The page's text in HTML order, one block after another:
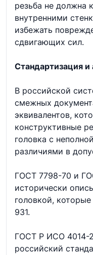
резьба не должна
внутренними
избежать
сдвигающих сил.
Стандартизация и
В российской
смежных
эквивалентов,
конструктивные
головка с
различиями в
ГОСТ 7798-70 и
исторически
головкой,
931.
ГОСТ Р ИСО 4014-
российский